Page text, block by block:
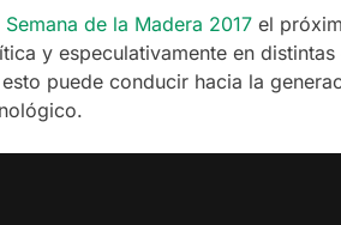
Semana de la Madera 2017 el
y especulativamente en
puede conducir hacia la